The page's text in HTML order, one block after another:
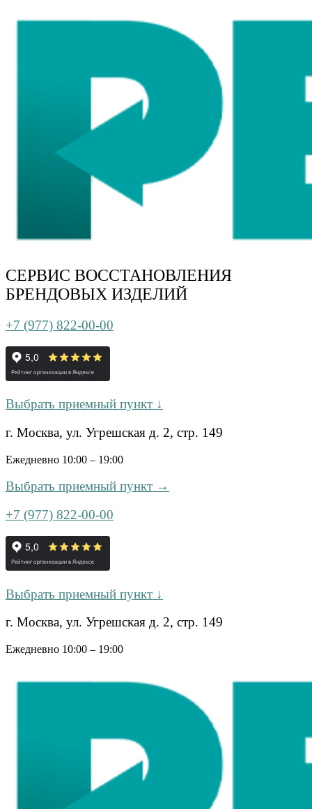
СЕРВИС ВОССТАНОВЛЕНИЯ
БРЕНДОВЫХ ИЗДЕЛИЙ
+7 (977) 822-00-00
Выбрать приемный пункт ↓
г. Москва, ул. Угрешская д. 2, стр. 149
Ежедневно 10:00 – 19:00
Выбрать приемный пункт →
+7 (977) 822-00-00
Выбрать приемный пункт ↓
г. Москва, ул. Угрешская д. 2, стр. 149
Ежедневно 10:00 – 19:00